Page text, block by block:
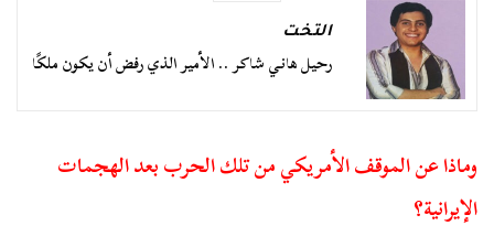
التخت
رحيل هاني شاكر .. الأمير الذي رفض أن يكون ملكًا
وماذا عن الموقف الأمريكي من تلك الحرب بعد الهجمات
الإيرانية؟